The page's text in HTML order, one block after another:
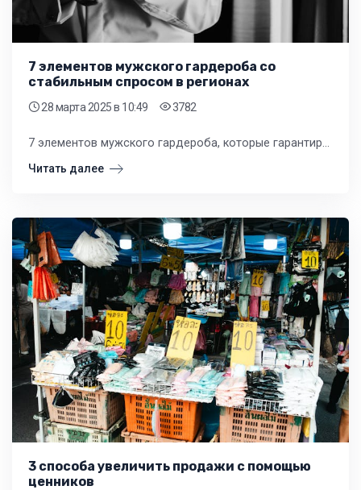
7 элементов мужского гардероба со
стабильным спросом в регионах
28 марта 2025в 10:49 3782
7 элементов мужского гардероба, которые гарантируют стабильные продажи в регионах. Советы по формированию ассортимента для розничных магазинов от компании СКЛАД ОПТОФ.
Читать далее
3 способа увеличить продажи с помощью
ценников